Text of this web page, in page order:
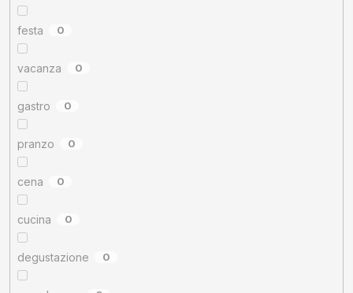
festa 0
vacanza 0
gastro 0
pranzo 0
cena 0
cucina 0
degustazione 0